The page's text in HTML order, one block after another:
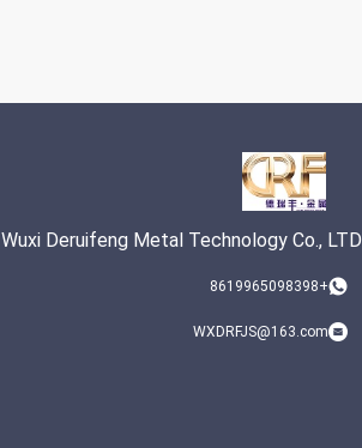
Wuxi Deruifeng Metal Technology Co., LTD
+8619965098398
WXDRFJS@163.com